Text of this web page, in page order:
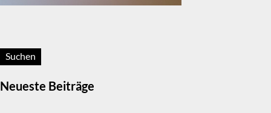
Neueste Beiträge